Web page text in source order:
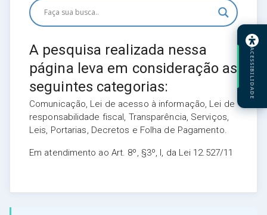
A pesquisa realizada nessa
página leva em consideração as
seguintes categorias:
Comunicação, Lei de acesso à informação, Lei de
responsabilidade fiscal, Transparência, Serviços,
Leis, Portarias, Decretos e Folha de Pagamento.
Em atendimento ao Art. 8º, §3º, I, da Lei 12.527/11
ACESSIBILIDADE